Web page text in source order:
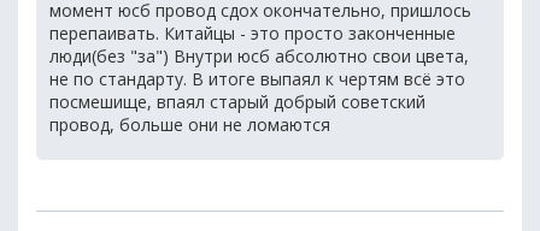
момент юсб провод сдох окончательно, пришлось
перепаивать. Китайцы - это просто законченные
люди(без "за") Внутри юсб абсолютно свои цвета,
не по стандарту. В итоге выпаял к чертям всё это
посмешище, впаял старый добрый советский
провод, больше они не ломаются